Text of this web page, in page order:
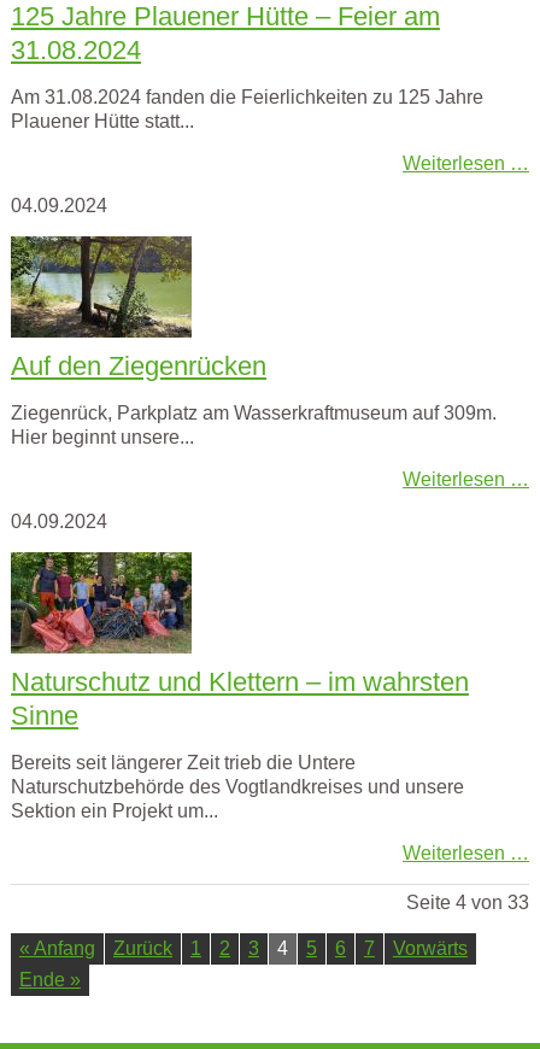
125 Jahre Plauener Hütte – Feier am
31.08.2024
Am 31.08.2024 fanden die Feierlichkeiten zu 125 Jahre
Plauener Hütte statt...
Weiterlesen …
04.09.2024
Auf den Ziegenrücken
Ziegenrück, Parkplatz am Wasserkraftmuseum auf 309m.
Hier beginnt unsere...
Weiterlesen …
04.09.2024
Naturschutz und Klettern – im wahrsten
Sinne
Bereits seit längerer Zeit trieb die Untere
Naturschutzbehörde des Vogtlandkreises und unsere
Sektion ein Projekt um...
Weiterlesen …
Seite 4 von 33
« Anfang Zurück 1 2 3 4 5 6 7
Vorwärts
Ende »